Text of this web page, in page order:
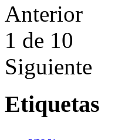
Anterior
1 de 10
Siguiente
Etiquetas